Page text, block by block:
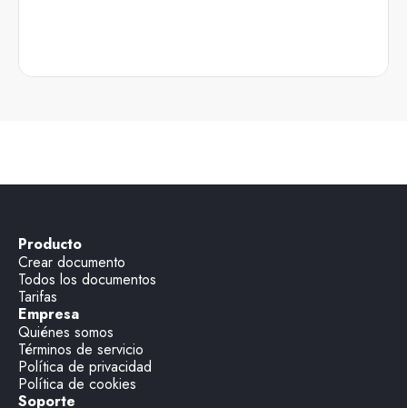
Producto
Crear documento
Todos los documentos
Tarifas
Empresa
Quiénes somos
Términos de servicio
Política de privacidad
Política de cookies
Soporte